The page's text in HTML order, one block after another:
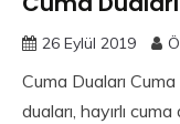
26 Eylül 2019
Cuma Duaları
duaları, hayırlı cuma